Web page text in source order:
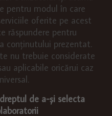
pentru modul în care
oferite pe acest
răspundere pentru
conținutului prezentat.
nu trebuie considerate
aplicabile oricărui caz
de a-și selecta